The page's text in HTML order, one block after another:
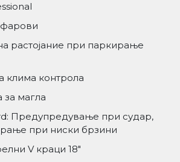
растојание при паркирање
клима контрола
за магла
Предупредување при судар,
при ниски брзини
V краци 18"